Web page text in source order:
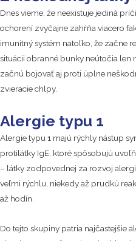
Dnes vieme, že neexistuje jediná
ochorení zvyčajne zahŕňa viacero
imunitný systém natoľko, že začne
situácii obranné bunky neútočia len
začnú bojovať aj proti úplne
zvieracie chlpy.
Alergie typu 1
Alergie typu 1 majú rýchly nástup
protilátky IgE, ktoré spôsobujú
– látky zodpovednej za rozvoj
veľmi rýchlu, niekedy až prudkú
až hodín.
Do tejto skupiny patria najčastejšie